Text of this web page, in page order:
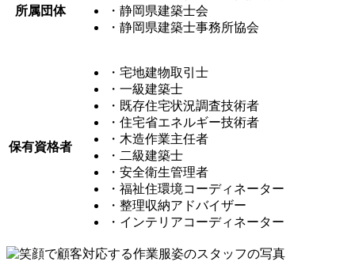
所属団体
・静岡県建築士会
・静岡県建築士事務所協会
保有資格者
・宅地建物取引士
・一級建築士
・既存住宅状況調査技術者
・住宅省エネルギー技術者
・木造作業主任者
・二級建築士
・安全衛生管理者
・福祉住環境コーディネーター
・整理収納アドバイザー
・インテリアコーディネーター